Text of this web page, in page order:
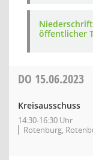
öffentlicher
DO 15.06.2023
Kreisausschuss
14:30-16:30 Uhr
Rotenburg,